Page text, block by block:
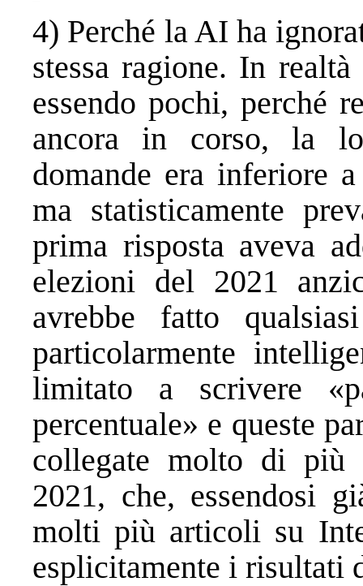
4) Perché la AI ha
stessa ragione. In
essendo pochi, perché
ancora in corso, la
domande era inferiore
ma statisticamente
prima risposta aveva
elezioni del 2021
avrebbe fatto
particolarmente
limitato a scrivere
percentuale» e queste
collegate molto di
2021, che, essendosi
molti più articoli su
esplicitamente i risultati